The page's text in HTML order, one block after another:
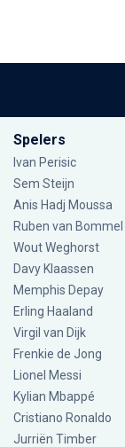
Spelers
Ivan Perisic
Sem Steijn
Anis Hadj Moussa
Ruben van Bommel
Wout Weghorst
Davy Klaassen
Memphis Depay
Erling Haaland
Virgil van Dijk
Frenkie de Jong
Lionel Messi
Kylian Mbappé
Cristiano Ronaldo
Jurriën Timber